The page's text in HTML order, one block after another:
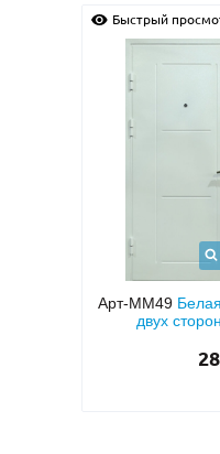
Быстрый
Арт-ММ49
двух